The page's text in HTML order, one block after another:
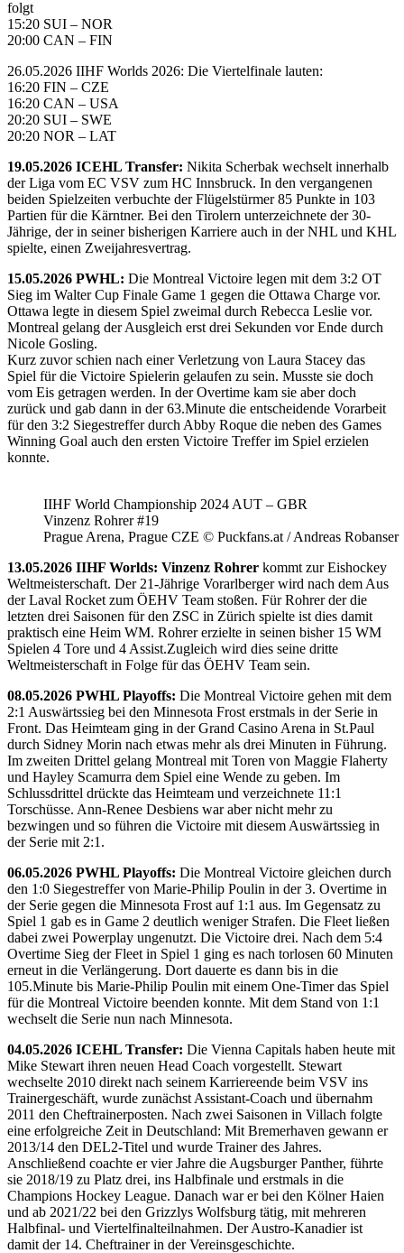
folgt
15:20 SUI – NOR
20:00 CAN – FIN
26.05.2026 IIHF Worlds 2026: Die Viertelfinale lauten:
16:20 FIN – CZE
16:20 CAN – USA
20:20 SUI – SWE
20:20 NOR – LAT
19.05.2026 ICEHL Transfer: Nikita Scherbak wechselt innerhalb
der Liga vom EC VSV zum HC Innsbruck. In den vergangenen
beiden Spielzeiten verbuchte der Flügelstürmer 85 Punkte in 103
Partien für die Kärntner. Bei den Tirolern unterzeichnete der 30-
Jährige, der in seiner bisherigen Karriere auch in der NHL und KHL
spielte, einen Zweijahresvertrag.
15.05.2026 PWHL: Die Montreal Victoire legen mit dem 3:2 OT
Sieg im Walter Cup Finale Game 1 gegen die Ottawa Charge vor.
Ottawa legte in diesem Spiel zweimal durch Rebecca Leslie vor.
Montreal gelang der Ausgleich erst drei Sekunden vor Ende durch
Nicole Gosling.
Kurz zuvor schien nach einer Verletzung von Laura Stacey das
Spiel für die Victoire Spielerin gelaufen zu sein. Musste sie doch
vom Eis getragen werden. In der Overtime kam sie aber doch
zurück und gab dann in der 63.Minute die entscheidende Vorarbeit
für den 3:2 Siegestreffer durch Abby Roque die neben des Games
Winning Goal auch den ersten Victoire Treffer im Spiel erzielen
konnte.
IIHF World Championship 2024 AUT – GBR
Vinzenz Rohrer #19
Prague Arena, Prague CZE © Puckfans.at / Andreas Robanser
13.05.2026 IIHF Worlds: Vinzenz Rohrer kommt zur Eishockey
Weltmeisterschaft. Der 21-Jährige Vorarlberger wird nach dem Aus
der Laval Rocket zum ÖEHV Team stoßen. Für Rohrer der die
letzten drei Saisonen für den ZSC in Zürich spielte ist dies damit
praktisch eine Heim WM. Rohrer erzielte in seinen bisher 15 WM
Spielen 4 Tore und 4 Assist.Zugleich wird dies seine dritte
Weltmeisterschaft in Folge für das ÖEHV Team sein.
08.05.2026 PWHL Playoffs: Die Montreal Victoire gehen mit dem
2:1 Auswärtssieg bei den Minnesota Frost erstmals in der Serie in
Front. Das Heimteam ging in der Grand Casino Arena in St.Paul
durch Sidney Morin nach etwas mehr als drei Minuten in Führung.
Im zweiten Drittel gelang Montreal mit Toren von Maggie Flaherty
und Hayley Scamurra dem Spiel eine Wende zu geben. Im
Schlussdrittel drückte das Heimteam und verzeichnete 11:1
Torschüsse. Ann-Renee Desbiens war aber nicht mehr zu
bezwingen und so führen die Victoire mit diesem Auswärtssieg in
der Serie mit 2:1.
06.05.2026 PWHL Playoffs: Die Montreal Victoire gleichen durch
den 1:0 Siegestreffer von Marie-Philip Poulin in der 3. Overtime in
der Serie gegen die Minnesota Frost auf 1:1 aus. Im Gegensatz zu
Spiel 1 gab es in Game 2 deutlich weniger Strafen. Die Fleet ließen
dabei zwei Powerplay ungenutzt. Die Victoire drei. Nach dem 5:4
Overtime Sieg der Fleet in Spiel 1 ging es nach torlosen 60 Minuten
erneut in die Verlängerung. Dort dauerte es dann bis in die
105.Minute bis Marie-Philip Poulin mit einem One-Timer das Spiel
für die Montreal Victoire beenden konnte. Mit dem Stand von 1:1
wechselt die Serie nun nach Minnesota.
04.05.2026 ICEHL Transfer: Die Vienna Capitals haben heute mit
Mike Stewart ihren neuen Head Coach vorgestellt. Stewart
wechselte 2010 direkt nach seinem Karriereende beim VSV ins
Trainergeschäft, wurde zunächst Assistant-Coach und übernahm
2011 den Cheftrainerposten. Nach zwei Saisonen in Villach folgte
eine erfolgreiche Zeit in Deutschland: Mit Bremerhaven gewann er
2013/14 den DEL2-Titel und wurde Trainer des Jahres.
Anschließend coachte er vier Jahre die Augsburger Panther, führte
sie 2018/19 zu Platz drei, ins Halbfinale und erstmals in die
Champions Hockey League. Danach war er bei den Kölner Haien
und ab 2021/22 bei den Grizzlys Wolfsburg tätig, mit mehreren
Halbfinal- und Viertelfinalteilnahmen. Der Austro-Kanadier ist
damit der 14. Cheftrainer in der Vereinsgeschichte.